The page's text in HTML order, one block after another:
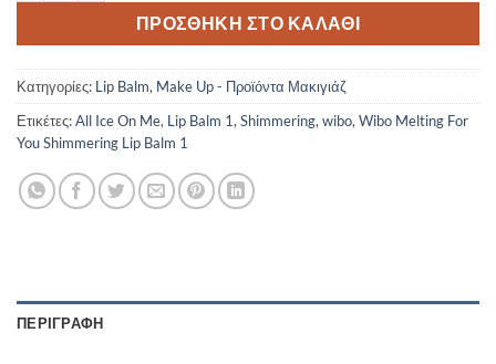
ΠΡΟΣΘΉΚΗ ΣΤΟ ΚΑΛΆΘΙ
Κατηγορίες: Lip Balm, Make Up - Προϊόντα Μακιγιάζ
Ετικέτες:All Ice On Me, Lip Balm 1, Shimmering, wibo, Wibo Melting For
You Shimmering Lip Balm 1
ΠΕΡΙΓΡΑΦΉ